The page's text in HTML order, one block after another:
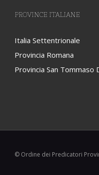
PROVINCE ITALIANE
Italia Settentrionale
Provincia Romana
Provincia San Tommaso
© Ordine dei Predicatori